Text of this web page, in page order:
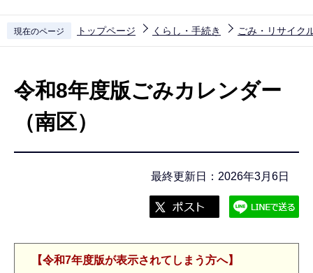
現在のページ トップページ くらし・手続き ごみ・リサイク
令和8年度版ごみカレンダー
（南区）
最終更新日：2026年3月6日
【令和7年度版が表示されてしまう方へ】